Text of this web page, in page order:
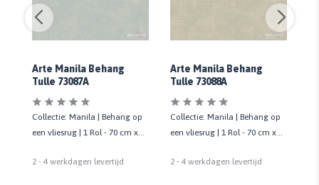
Arte Manila Behang
Tulle 73087A
Collectie: Manila | Behang op
een vliesrug | 1 Rol - 70 cm x
2 - 4 werkdagen levertijd
Arte Manila Behang
Tulle 73088A
Collectie: Manila | Behang op
een vliesrug | 1 Rol - 70 cm x
2 - 4 werkdagen levertijd